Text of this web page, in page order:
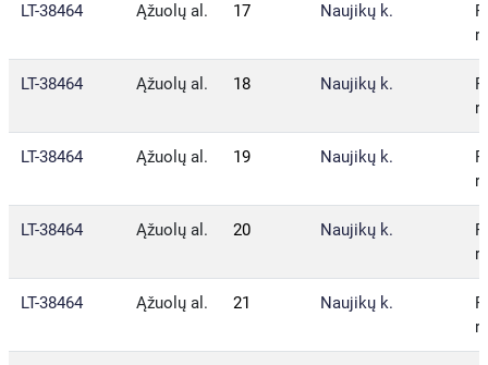
LT-38464 Ąžuolų al. 17 Naujikų k.
LT-38464 Ąžuolų al. 18 Naujikų k.
LT-38464 Ąžuolų al. 19 Naujikų k.
LT-38464 Ąžuolų al. 20 Naujikų k.
LT-38464 Ąžuolų al. 21 Naujikų k.